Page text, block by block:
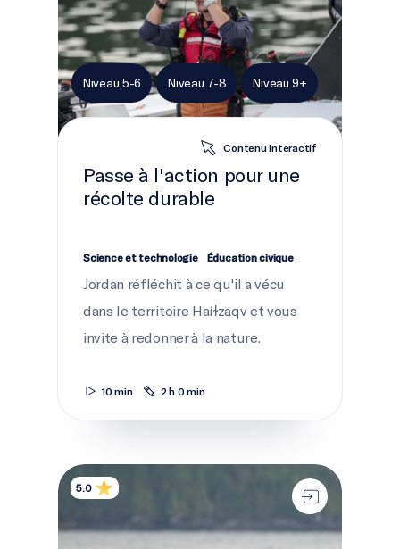
Niveau 5-6 Niveau 7-8 Niveau 9+
Contenu interactif
Passe à l'action pour une
récolte durable
Science et technologie Éducation civique
Jordan réfléchit à ce qu'il a vécu
dans le territoire Haíɫzaqv et vous
invite à redonner à la nature.
10 min 2 h 0 min
Un jeu d’équilibre
5.0